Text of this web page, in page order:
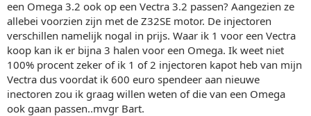
een Omega 3.2 ook op een Vectra 3.2 passen? Aangezien ze
allebei voorzien zijn met de Z32SE motor. De injectoren
verschillen namelijk nogal in prijs. Waar ik 1 voor een Vectra
koop kan ik er bijna 3 halen voor een Omega. Ik weet niet
100% procent zeker of ik 1 of 2 injectoren kapot heb van mijn
Vectra dus voordat ik 600 euro spendeer aan nieuwe
inectoren zou ik graag willen weten of die van een Omega
ook gaan passen..mvgr Bart.